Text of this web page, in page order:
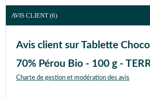
AVIS CLIENT (6)
Avis client sur Tablette
70% Pérou Bio - 100 g -
Charte de gestion et modération des avis